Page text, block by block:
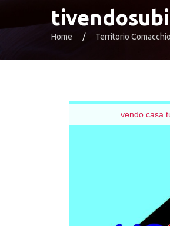
Home Territorio
vendo casa